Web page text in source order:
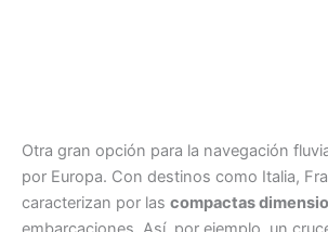
Otra gran opción para la navegación
por Europa. Con destinos como Italia,
caracterizan por las compactas